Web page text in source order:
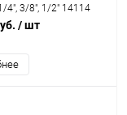
4", 3/8", 1/2" 14114
/ шт